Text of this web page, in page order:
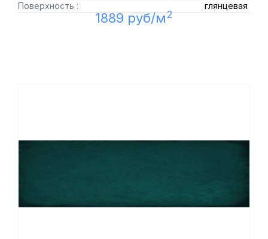
Поверхность :
глянцевая
1889 руб/м2